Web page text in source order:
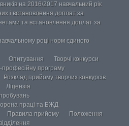
на 2016/2017 навчальний рік
і встановлення доплат за
та встановлення доплат за
році норм єдиного
Опитування
Творчі конкурси
професійну програму
Розклад прийому творчих конкурсів
Ліцензія
праці та БЖД
Правила прийому
Положення